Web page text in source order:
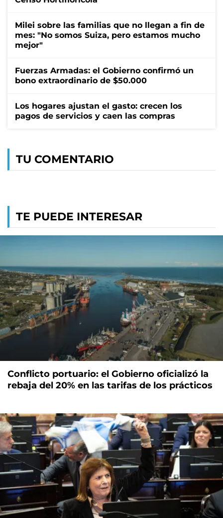
Milei sobre las familias que no llegan a fin de
mes: "No somos Suiza, pero estamos mucho
mejor"
Fuerzas Armadas: el Gobierno confirmó un
bono extraordinario de $50.000
Los hogares ajustan el gasto: crecen los
pagos de servicios y caen las compras
TU COMENTARIO
TE PUEDE INTERESAR
Conflicto portuario: el Gobierno oficializó la
rebaja del 20% en las tarifas de los prácticos